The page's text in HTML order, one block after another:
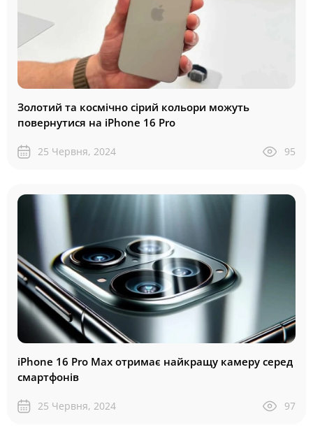
Золотий та космічно сірий кольори можуть
повернутися на iPhone 16 Pro
25 Червня, 2024 95
iPhone 16 Pro Max отримає найкращу камеру серед
смартфонів
25 Червня, 2024 97